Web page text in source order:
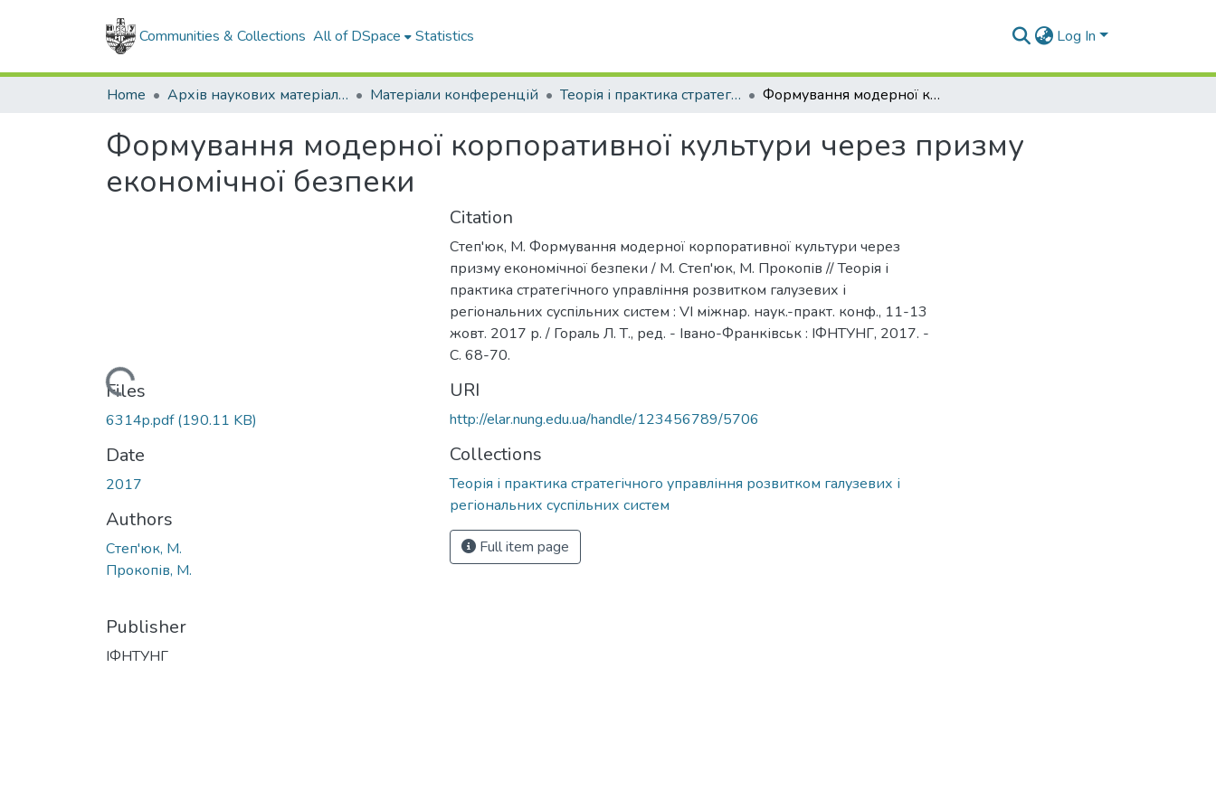
Communities & Collections All of DSpace Statistics Log In
Home Архів наукових матеріалів Матеріали конференцій Теорія і практика стратегічного управління розвитком галузевих і регіональних суспільних систем Формування модерної корпоративної культури через призму економічної безпеки
Формування модерної корпоративної культури через призму
економічної безпеки
Loading...
Files
6314p.pdf(190.11 KB)
Date
2017
Authors
Степ'юк, М.
Прокопів, М.
Publisher
ІФНТУНГ
Citation
Степ'юк, М. Формування модерної корпоративної культури через
призму економічної безпеки / М. Степ'юк, М. Прокопів // Теорія і
практика стратегічного управління розвитком галузевих і
регіональних суспільних систем : VI міжнар. наук.-практ. конф., 11-13
жовт. 2017 р. / Гораль Л. Т., ред. - Івано-Франківськ : ІФНТУНГ, 2017. -
С. 68-70.
URI
http://elar.nung.edu.ua/handle/123456789/5706
Collections
Теорія і практика стратегічного управління розвитком галузевих і
регіональних суспільних систем
Full item page